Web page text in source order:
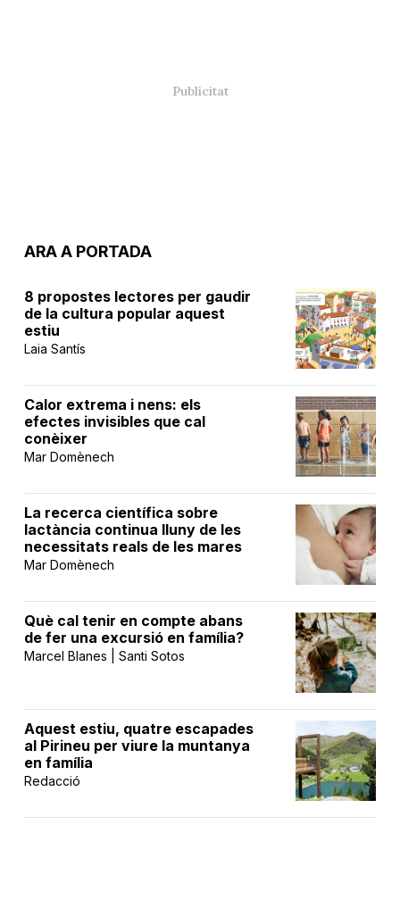
ARA A PORTADA
8 propostes lectores per gaudir
de la cultura popular aquest
estiu
Laia Santís
Calor extrema i nens: els
efectes invisibles que cal
conèixer
Mar Domènech
La recerca científica sobre
lactància continua lluny de les
necessitats reals de les mares
Mar Domènech
Què cal tenir en compte abans
de fer una excursió en família?
Marcel Blanes | Santi Sotos
Aquest estiu, quatre escapades
al Pirineu per viure la muntanya
en família
Redacció